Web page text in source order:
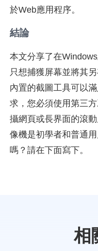
於Web應用程序。
結論
本文分享了在
只想捕獲屏幕並將其
內置的截圖工具可以
求，您必須使用第三
攝網頁或長界面的滾
像機是初學者和普通
嗎？請在下面寫下。
相